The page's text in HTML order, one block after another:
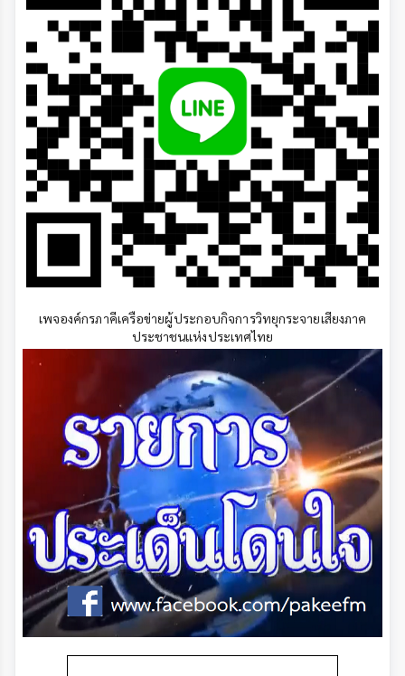
เพจองค์กรภาคีเครือข่ายผู้ประกอบกิจการวิทยุกระจายเสียงภาค
ประชาชนแห่งประเทศไทย